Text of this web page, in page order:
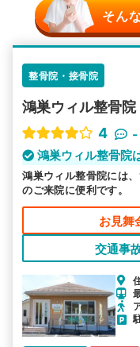
そん
整骨院・接骨院
鴻巣ウィル整骨院
4
-
鴻巣ウィル整骨院
鴻巣ウィル整骨院には
のご来院に便利です。
お見舞
交通事